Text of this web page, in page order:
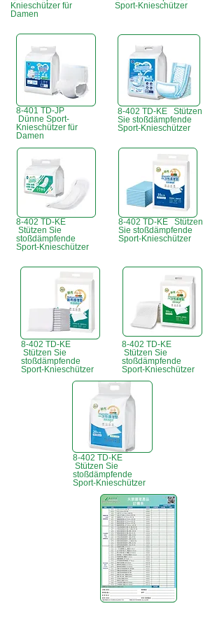
Knieschützer für
Damen
Sport-Knieschützer
8-401 TD-JP
Dünne Sport-
Knieschützer für
Damen
8-402 TD-KE Stützen
Sie stoßdämpfende
Sport-Knieschützer
8-402 TD-KE
Stützen Sie
stoßdämpfende
Sport-Knieschützer
8-402 TD-KE Stützen
Sie stoßdämpfende
Sport-Knieschützer
8-402 TD-KE
Stützen Sie
stoßdämpfende
Sport-Knieschützer
8-402 TD-KE
Stützen Sie
stoßdämpfende
Sport-Knieschützer
8-402 TD-KE
Stützen Sie
stoßdämpfende
Sport-Knieschützer